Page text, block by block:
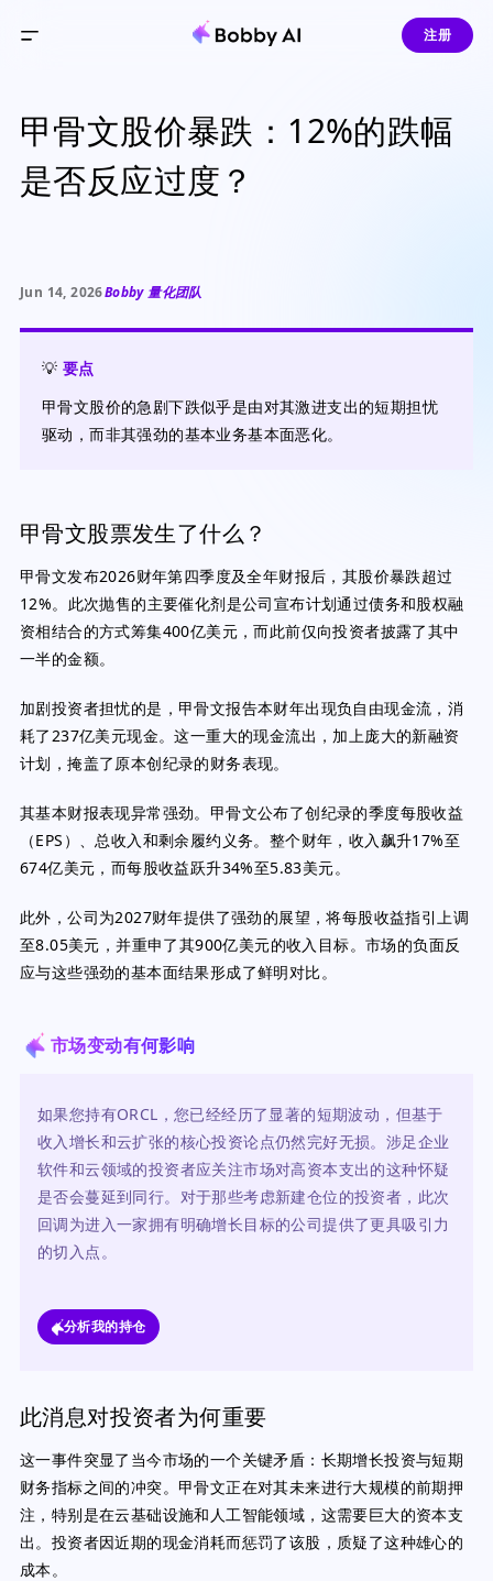
注册
甲骨文股价暴跌：12%的跌幅
是否反应过度？
Jun 14, 2026Bobby 量化团队
💡 要点
甲骨文股价的急剧下跌似乎是由对其激进支出的短期担忧
驱动，而非其强劲的基本业务基本面恶化。
甲骨文股票发生了什么？
甲骨文发布2026财年第四季度及全年财报后，其股价暴跌超过
12%。此次抛售的主要催化剂是公司宣布计划通过债务和股权融
资相结合的方式筹集400亿美元，而此前仅向投资者披露了其中
一半的金额。
加剧投资者担忧的是，甲骨文报告本财年出现负自由现金流，消
耗了237亿美元现金。这一重大的现金流出，加上庞大的新融资
计划，掩盖了原本创纪录的财务表现。
其基本财报表现异常强劲。甲骨文公布了创纪录的季度每股收益
（EPS）、总收入和剩余履约义务。整个财年，收入飙升17%至
674亿美元，而每股收益跃升34%至5.83美元。
此外，公司为2027财年提供了强劲的展望，将每股收益指引上调
至8.05美元，并重申了其900亿美元的收入目标。市场的负面反
应与这些强劲的基本面结果形成了鲜明对比。
市场变动有何影响
如果您持有ORCL，您已经经历了显著的短期波动，但基于
收入增长和云扩张的核心投资论点仍然完好无损。涉足企业
软件和云领域的投资者应关注市场对高资本支出的这种怀疑
是否会蔓延到同行。对于那些考虑新建仓位的投资者，此次
回调为进入一家拥有明确增长目标的公司提供了更具吸引力
的切入点。
分析我的持仓
此消息对投资者为何重要
这一事件突显了当今市场的一个关键矛盾：长期增长投资与短期
财务指标之间的冲突。甲骨文正在对其未来进行大规模的前期押
注，特别是在云基础设施和人工智能领域，这需要巨大的资本支
出。投资者因近期的现金消耗而惩罚了该股，质疑了这种雄心的
成本。